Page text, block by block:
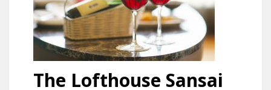
The Lofthouse Sansai